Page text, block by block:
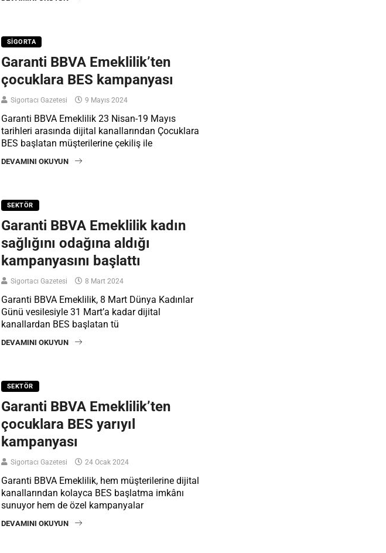
SIGORTA
Garanti BBVA Emeklilik’ten
çocuklara BES kampanyası
Sigortacı Gazetesi 9 Mayıs 2024
Garanti BBVA Emeklilik 23 Nisan-19 Mayıs
tarihleri arasında dijital kanallarından Çocuklara
BES başlatan müşterilerine çekiliş ile
DEVAMINI OKUYUN
SEKTÖR
Garanti BBVA Emeklilik kadın
sağlığını odağına aldığı
kampanyasını başlattı
Sigortacı Gazetesi 8 Mart 2024
Garanti BBVA Emeklilik, 8 Mart Dünya Kadınlar
Günü vesilesiyle 31 Mart’a kadar dijital
kanallardan BES başlatan tü
DEVAMINI OKUYUN
SEKTÖR
Garanti BBVA Emeklilik’ten
çocuklara BES yarıyıl
kampanyası
Sigortacı Gazetesi 24 Ocak 2024
Garanti BBVA Emeklilik, hem müşterilerine dijital
kanallarından kolayca BES başlatma imkânı
sunuyor hem de özel kampanyalar
DEVAMINI OKUYUN